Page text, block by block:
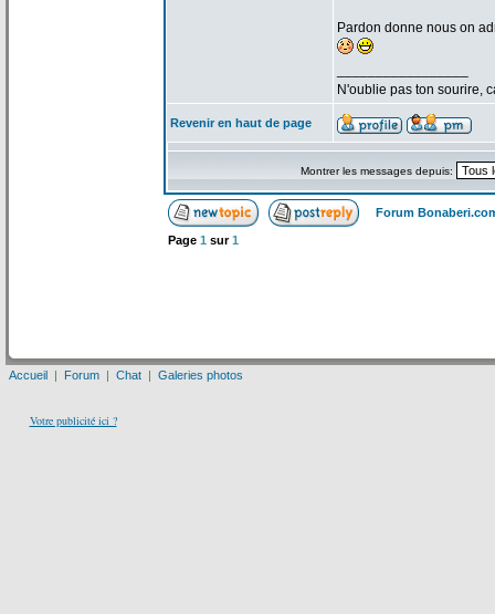
Pardon donne nous on
N'oublie pas ton sourire,
Revenir en haut de page
Montrer les messages depuis:
Forum
Page 1 sur1
Accueil | Forum | Chat | Galeries photos
Votre publicité ici ?